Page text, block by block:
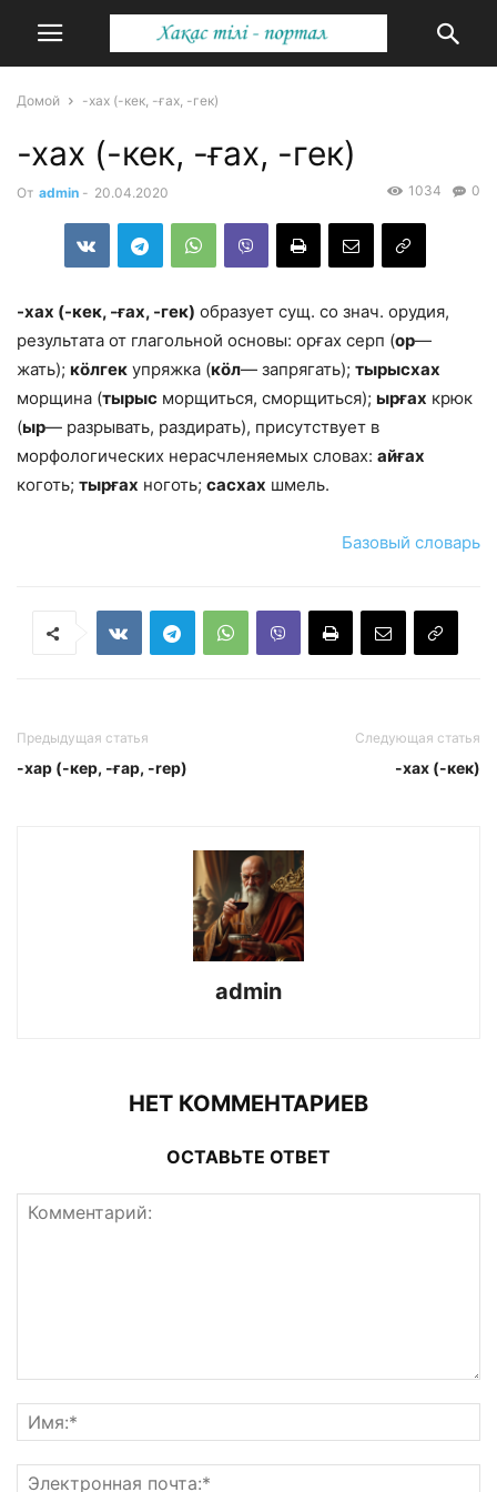
Домой -хах (-кек, -ғах, -гек)
-хах (-кек, -ғах, -гек)
От admin - 20.04.2020 0
1034
-хах (-кек, -ғах, -гек) образует сущ. со знач. орудия,
результата от глагольной основы: орғах серп (ор—
жать); кӧлгек упряжка (кӧл— запрягать); тырысхах
морщина (тырыс морщиться, сморщить­ся); ырғах крюк
(ыр— разрывать, разди­рать), присутствует в
морфологических нерасчленяемых словах: айғах
коготь; тырғах ноготь; сасхах шмель.
Базовый словарь
Предыдущая статья
-хар (-кер, -ғap, -rep)
Следующая статья
-хах (-кек)
admin
НЕТ КОММЕНТАРИЕВ
ОСТАВЬТЕ ОТВЕТ